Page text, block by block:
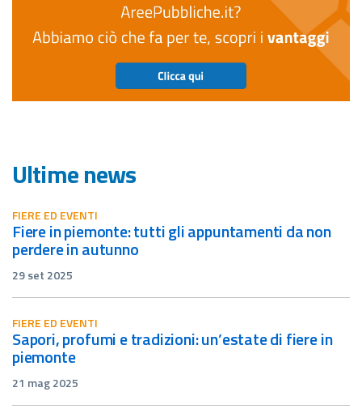
Ultime news
FIERE ED EVENTI
fiere in piemonte: tutti gli appuntamenti da non
perdere in autunno
29 set 2025
FIERE ED EVENTI
sapori, profumi e tradizioni: un’estate di fiere in
piemonte
21 mag 2025